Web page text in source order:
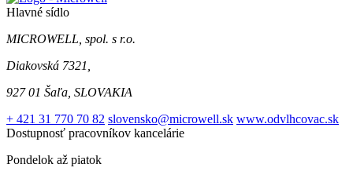
Hlavné sídlo
MICROWELL, spol. s r.o.
Diakovská 7321,
927 01 Šaľa, SLOVAKIA
+ 421 31 770 70 82 slovensko@microwell.sk www.odvlhcovac.sk
Dostupnosť pracovníkov kancelárie
Pondelok až piatok